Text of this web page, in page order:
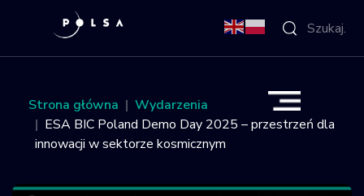
O Agencji
Aktywności
Misja IGNIS
Strona główna
Wydarzenia
ESA BIC Poland Demo Day 2025 – przestrzeń dla
innowacji w sektorze kosmicznym